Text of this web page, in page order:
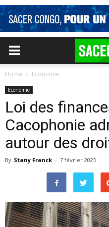
Home Economie
Economie
Loi des
Cacophonie
autour des
By Stany Franck - 7 février 2025